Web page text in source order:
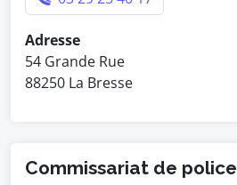
Adresse
54 Grande Rue
88250 La Bresse
Commissariat de police